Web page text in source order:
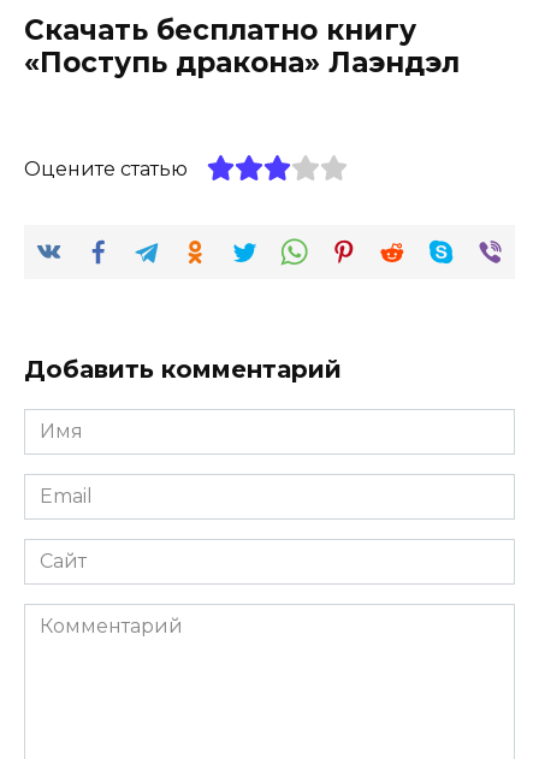
Скачать бесплатно книгу
«Поступь дракона» Лаэндэл
Оцените статью
Добавить комментарий
Имя
*
Email
*
Сайт
Комментарий